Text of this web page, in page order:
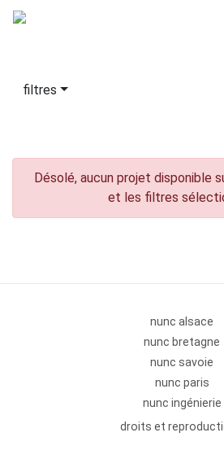
filtres
Désolé, aucun projet disponible
et les filtres
nunc alsace
nunc bretagne
nunc savoie
nunc paris
nunc ingénierie
droits et